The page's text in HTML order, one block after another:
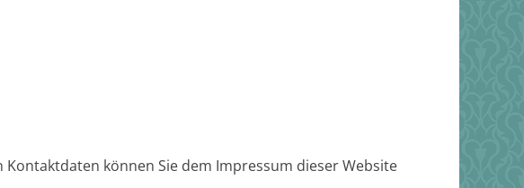
können Sie dem Impressum dieser Website